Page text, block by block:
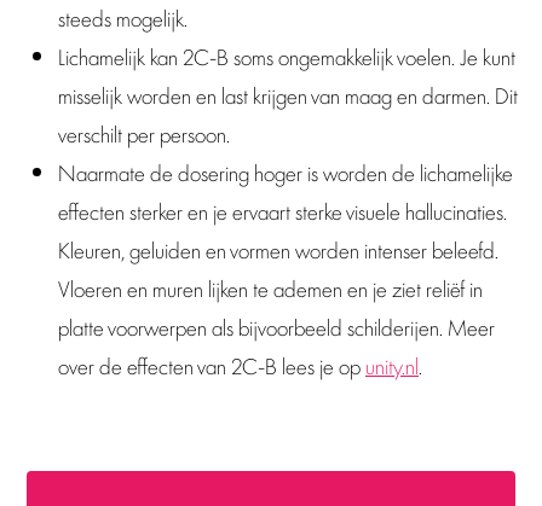
steeds mogelijk.
Lichamelijk kan 2C-B soms ongemakkelijk voelen. Je kunt
misselijk worden en last krijgen van maag en darmen. Dit
verschilt per persoon.
Naarmate de dosering hoger is worden de lichamelijke
effecten sterker en je ervaart sterke visuele hallucinaties.
Kleuren, geluiden en vormen worden intenser beleefd.
Vloeren en muren lijken te ademen en je ziet reliëf in
platte voorwerpen als bijvoorbeeld schilderijen. Meer
over de effecten van 2C-B lees je opunity.nl